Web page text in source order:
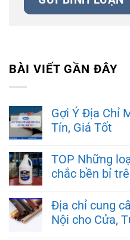
BÀI VIẾT GẦN ĐÂY
Gợi Ý Địa Chỉ
Tín, Giá Tốt
TOP Những
chắc bền bỉ
Địa chỉ cung
Nội cho Cửa,